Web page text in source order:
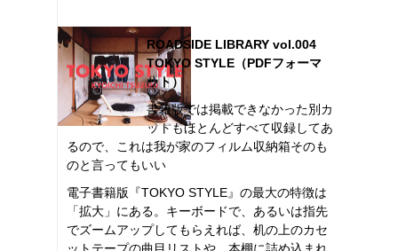
ROADSIDE LIBRARY vol.004
TOKYO STYLE（PDFフォーマ
ット）
書籍版では掲載できなかった別カ
ットもほとんどすべて収録してあ
るので、これは我が家のフィルム収納箱そのも
のと言ってもいい
電子書籍版『TOKYO STYLE』の最大の特徴は
「拡大」にある。キーボードで、あるいは指先
でズームアップしてもらえれば、机の上のカセ
ットテープの曲目リストや、本棚に詰め込まれ